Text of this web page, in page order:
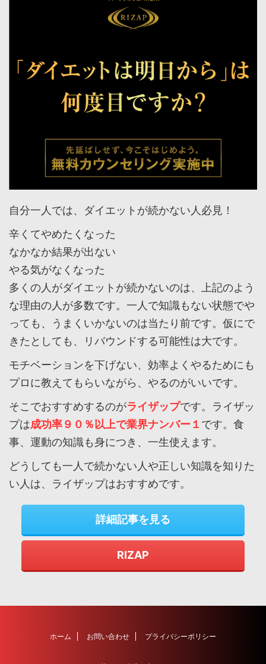
自分一人では、ダイエットが続かない人必見！
辛くてやめたくなった
なかなか結果が出ない
やる気がなくなった
多くの人がダイエットが続かないのは、上記のよう
な理由の人が多数です。一人で知識もない状態でや
っても、うまくいかないのは当たり前です。仮にで
きたとしても、リバウンドする可能性は大です。
モチベーションを下げない、効率よくやるためにも
プロに教えてもらいながら、やるのがいいです。
そこでおすすめするのがライザップです。ライザッ
プは成功率９０％以上で業界ナンバー１ です。食
事、運動の知識も身につき、一生使えます。
どうしても一人で続かない人や正しい知識を知りた
い人は、ライザップはおすすめです。
詳細記事を見る
RIZAP
ホーム お問い合わせ プライバシーポリシー